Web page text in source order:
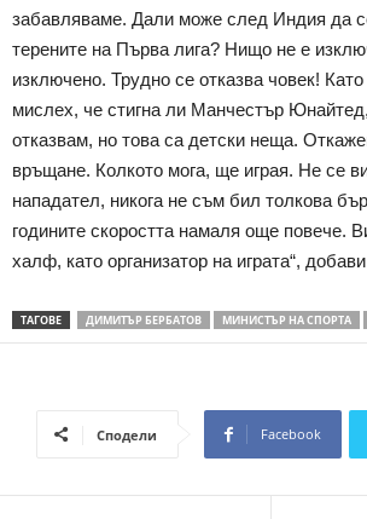
забавляваме. Дали може след Индия да
терените на Първа лига? Нищо не е
изключено. Трудно се отказва човек!
мислех, че стигна ли Манчестър
отказвам, но това са детски неща.
връщане. Колкото мога, ще играя. Не се
нападател, никога не съм бил толкова
годините скоростта намаля още повече.
халф, като организатор на играта“,
ТАГОВЕ ДИМИТЪР БЕРБАТОВ МИНИСТЪР НА СПОРТА
Сподели Facebook